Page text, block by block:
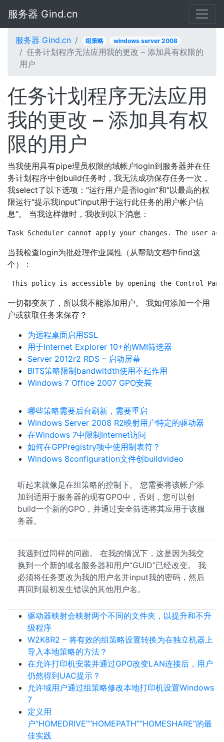
服务器 Gind.cn
服务器 Gind.cn 组策略 windows server 2008
任务计划程序无法应用我的更改 – 添加具有权限的
用户
任务计划程序无法应用
我的更改 – 添加具有权
限的用户
当我使用具有pipe理员权限的域帐户login到服务器并在任
务计划程序中创build任务时，我无法成功保存任务一次，
我select了以下选项：“运行用户是否login”和“以最高的权
限运行“提示我input”input用于运行此任务的用户帐户信
息“。 当我这样做时，我收到以下消息：
Task Scheduler cannot apply your changes. The user
当我检查login为批处理作业属性（从帮助文档中find这
个）：
This policy is accessible by opening the Control
一切都变灰了，所以我不能添加用户。 我如何添加一个用
户或获取任务来保存？
为远程桌面启用SSL
用于Internet Explorer 10+的WMI筛选器
Server 2012r2 RDS – 启动屏幕
BITS策略限制bandwitdth使用不起作用
Windows 7 Office 2007 GPO安装
哪些策略需要后台刷新，需要重启
Windows Server 2008 R2映射用户特定的驱动器
在Windows 7中限制Internet访问
如何在GPPregistry项中使用制表符？
Windows 8configuration文件创buildvideo
听起来就像是在组策略的控制下。 您需要将该帐户添
加到适用于服务器的现有GPO中，否则，您可以创
build一个新的GPO，并通过安全筛选将其应用于该服
务器。
我遇到过同样的问题。 在我的情况下，这是因为我交
换到一个新的域名服务器和用户“GUID”已经改变。 我
必须将任务更改为我的用户名并input我的密码，然后
再回到最初发生错误的其他用户名。
驱动器映射会映射两个不同的文件夹，以提升和不升
级程序
W2K8R2 – 将有效的组策略设置转换为在独立机器上
导入本地策略的方法？
在允许打印机安装并通过GPO改变LAN连接后，用户
仍然得到UAC提示？
允许域用户通过组策略修改本地打印机设置Windows
7
定义用
户“HOMEDRIVE”“HOMEPATH”“HOMESHARE”的最
佳实践